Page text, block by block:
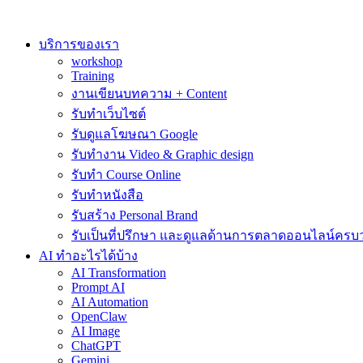
contentบริการของเรา
workshop
Training
งานเขียนบทความ + Content
รับทำเว็บไซต์
รับดูแลโฆษณา Google
รับทำงาน Video & Graphic design
รับทำ Course Online
รับทำหนังสือ
รับสร้าง Personal Brand
รับเป็นที่ปรึกษา และดูแลด้านการตลาดออนไลน์ครบ
AI ทำอะไรได้บ้าง
AI Transformation
Prompt AI
AI Automation
OpenClaw
AI Image
ChatGPT
Gemini